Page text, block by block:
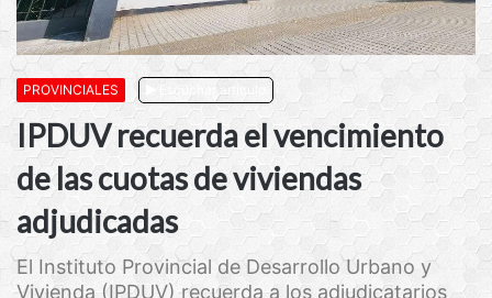
PROVINCIALES
IPDUV recuerda el vencimiento
de las cuotas de viviendas
adjudicadas
El Instituto Provincial de Desarrollo Urbano y
Vivienda (IPDUV) recuerda a los adjudicatarios